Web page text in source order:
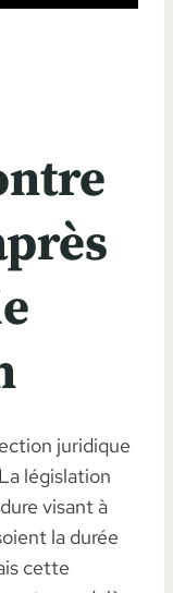
juridique
législation
visant à
la durée
cette